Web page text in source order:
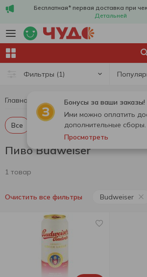
Бесплатная* первая доставка при
Детальней
Фильтры (1)
Бонусы за ваши заказы!
Ими можно оплатить
дополнительные сборы.
Просмотреть
Главная Алкоголь Пиво Пиво
Все Пиво светлое Пиво темное
Пиво Budweiser
1 товар
Очистить все фильтры Budweiser